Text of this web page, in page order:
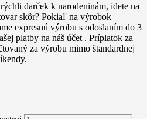
darček k narodeninám, idete na
skôr? Pokiaľ na výrobok
expresnú výrobu s odoslaním do 3
platby na náš účet . Príplatok za
za výrobu mimo štandardnej